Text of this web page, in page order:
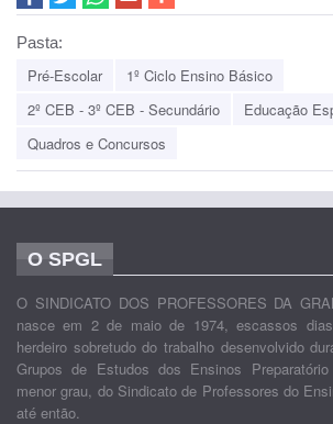
Pasta:
Pré-Escolar
1º Ciclo Ensino Básico
2º CEB - 3º CEB - Secundário
Educação
Quadros e Concursos
O SPGL
O SINDICATO DOS PROFESSORES DA
nasce em 2 de maio de 1974, escassos
herdeiro sobretudo do trabalho desenvolvido
Grupos de Estudos dos Ensinos
menor grau, do Sindicato de Professores do
até então.